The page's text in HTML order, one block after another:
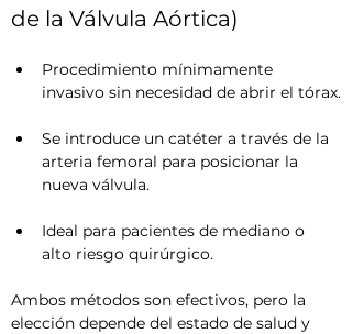
de la Válvula Aórtica)
Procedimiento mínimamente
invasivo sin necesidad de abrir el tórax.
Se introduce un catéter a través de la
arteria femoral para posicionar la
nueva válvula.
Ideal para pacientes de mediano o
alto riesgo quirúrgico.
Ambos métodos son efectivos, pero la
elección depende del estado de salud y